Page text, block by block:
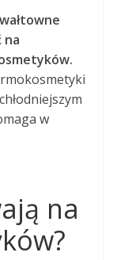
na
w
na